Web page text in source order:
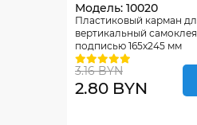
Модель: 10020
Пластиковый карман
вертикальный
подписью 165х245 мм
3.16 BYN
2.80 BYN